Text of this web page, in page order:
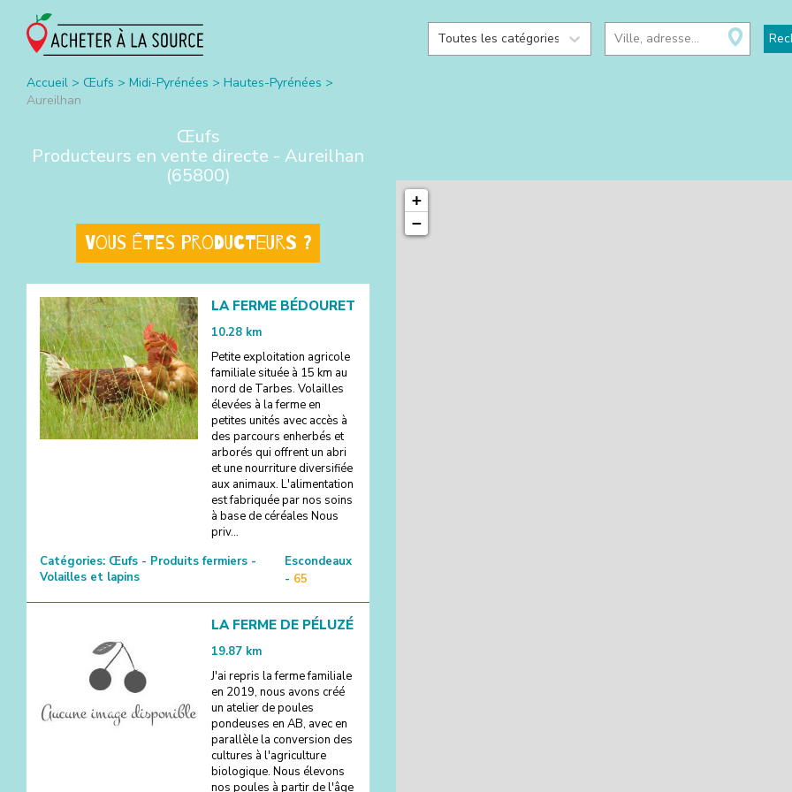
Toutes les catégories Ville, adresse...
Accueil > Œufs > Midi-Pyrénées > Hautes-Pyrénées >
Aureilhan
Œufs
Producteurs en vente directe - Aureilhan
(65800)
Vous êtes producteurs ?
LA FERME BÉDOURET
10.28 km
Petite exploitation agricole
familiale située à 15 km au
nord de Tarbes. Volailles
élevées à la ferme en
petites unités avec accès à
des parcours enherbés et
arborés qui offrent un abri
et une nourriture diversifiée
aux animaux. L'alimentation
est fabriquée par nos soins
à base de céréales Nous
priv...
Catégories: Œufs - Produits fermiers -
Volailles et lapins
Escondeaux
- 65
LA FERME DE PÉLUZÉ
19.87 km
J'ai repris la ferme familiale
en 2019, nous avons créé
un atelier de poules
pondeuses en AB, avec en
parallèle la conversion des
cultures à l'agriculture
biologique. Nous élevons
nos poules à partir de l'âge
+
−